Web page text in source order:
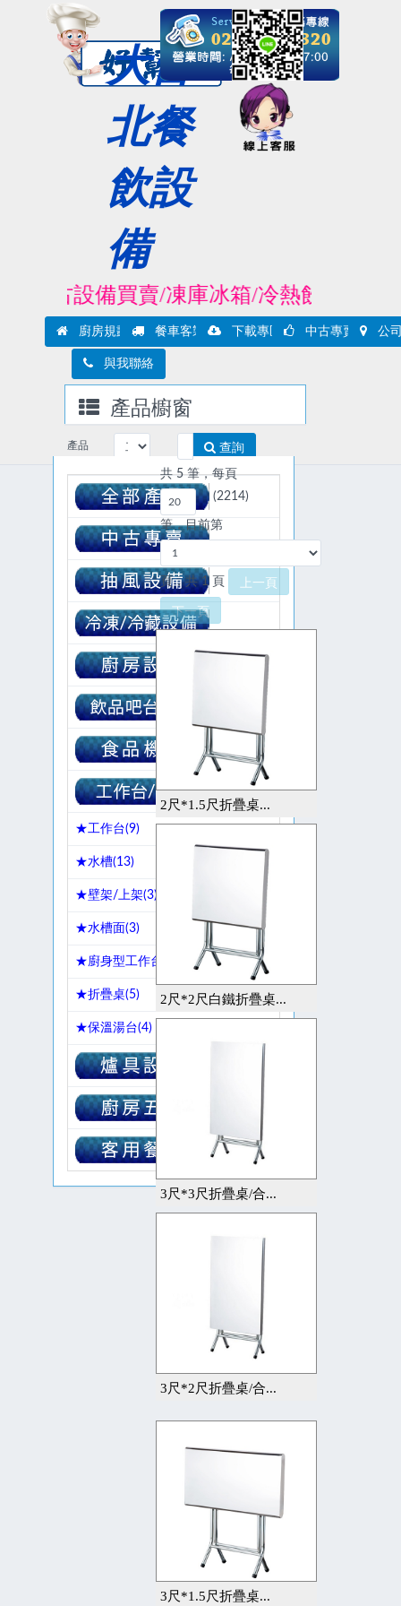
大台
北餐
飲設
備
/中古設備買賣/凍庫冰箱/冷熱飲設備/
廚房規劃實例 餐車客製實例 下載專區 中古專賣 公司
與我聯絡
產品櫥窗
產品
查詢
(2214)
★工作台(9)
★水槽(13)
★壁架/上架(3)
★水槽面(3)
★廚身型工作台(
★折疊桌(5)
★保溫湯台(4)
共 5 筆，每頁
筆，目前第
頁，共 1 頁 上一頁
下一頁
2尺*1.5尺折疊桌...
2尺*2尺白鐵折疊桌...
3尺*3尺折疊桌/合...
3尺*2尺折疊桌/合...
3尺*1.5尺折疊桌...